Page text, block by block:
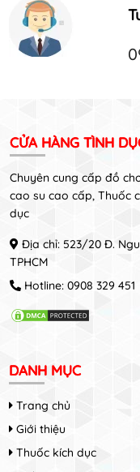
CỬA HÀNG TÌNH
Chuyên cung cấp đồ
cao su cao cấp, Thuốc
dục
Địa chỉ: 523/20 Đ.
TPHCM
Hotline: 0908 329 451
DANH MỤC
Trang chủ
Giới thiệu
Thuốc kích dục